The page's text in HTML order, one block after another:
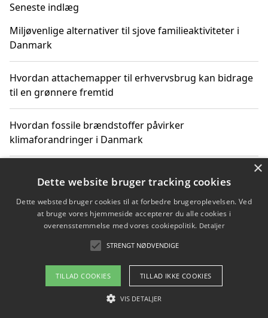
Seneste indlæg
Miljøvenlige alternativer til sjove familieaktiviteter i
Danmark
Hvordan attachemapper til erhvervsbrug kan bidrage
til en grønnere fremtid
Hvordan fossile brændstoffer påvirker
klimaforandringer i Danmark
klimaændringer
Hvordan citater om fossile brændstoffer kan ændre
Copyright 2026 - Pilanto Aps
Om / kontakt
×
Dette website bruger tracking cookies
Dette websted bruger cookies til at forbedre brugeroplevelsen. Ved
at bruge vores hjemmeside accepterer du alle cookies i
overensstemmelse med vores cookiepolitik. Detaljer
STRENGT NØDVENDIGE
TILLAD COOKIES TILLAD IKKE COOKIES
VIS DETALJER